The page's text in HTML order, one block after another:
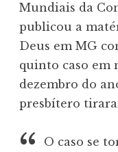
Mundiais da
publicou a
Deus em MG
quinto caso em
dezembro do
presbítero
O caso se